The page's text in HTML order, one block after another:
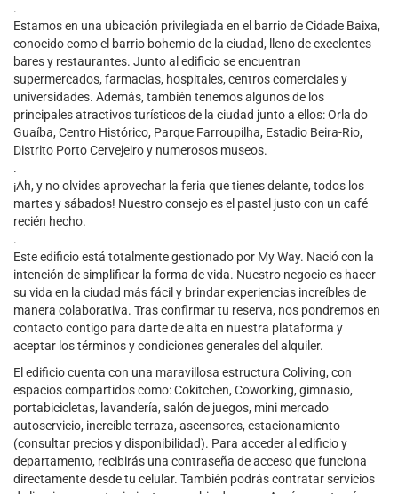
.
Estamos en una ubicación privilegiada en el barrio de Cidade Baixa,
conocido como el barrio bohemio de la ciudad, lleno de excelentes
bares y restaurantes. Junto al edificio se encuentran
supermercados, farmacias, hospitales, centros comerciales y
universidades. Además, también tenemos algunos de los
principales atractivos turísticos de la ciudad junto a ellos: Orla do
Guaíba, Centro Histórico, Parque Farroupilha, Estadio Beira-Rio,
Distrito Porto Cervejeiro y numerosos museos.
.
¡Ah, y no olvides aprovechar la feria que tienes delante, todos los
martes y sábados! Nuestro consejo es el pastel justo con un café
recién hecho.
.
Este edificio está totalmente gestionado por My Way. Nació con la
intención de simplificar la forma de vida. Nuestro negocio es hacer
su vida en la ciudad más fácil y brindar experiencias increíbles de
manera colaborativa. Tras confirmar tu reserva, nos pondremos en
contacto contigo para darte de alta en nuestra plataforma y
aceptar los términos y condiciones generales del alquiler.
El edificio cuenta con una maravillosa estructura Coliving, con
espacios compartidos como: Cokitchen, Coworking, gimnasio,
portabicicletas, lavandería, salón de juegos, mini mercado
autoservicio, increíble terraza, ascensores, estacionamiento
(consultar precios y disponibilidad). Para acceder al edificio y
departamento, recibirás una contraseña de acceso que funciona
directamente desde tu celular. También podrás contratar servicios